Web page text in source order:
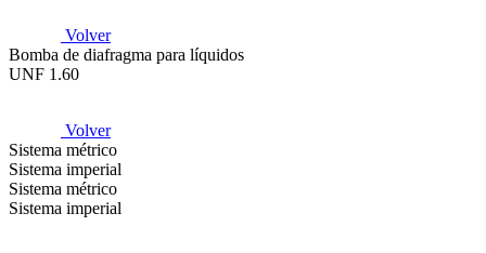
Volver
Bomba de diafragma para líquidos
UNF 1.60
Volver
Sistema métrico
Sistema imperial
Sistema métrico
Sistema imperial